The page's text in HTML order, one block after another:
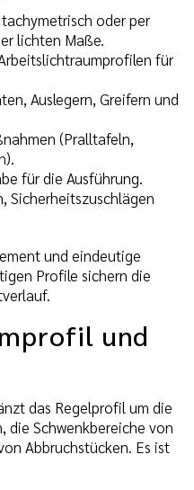
oder per
lichten Maße.
für
Auslegern, Greifern und
(Pralltafeln,
für die Ausführung.
Sicherheitszuschlägen
und eindeutige
Profile sichern die
und
das Regelprofil um die
die Schwenkbereiche von
Abbruchstücken. Es ist